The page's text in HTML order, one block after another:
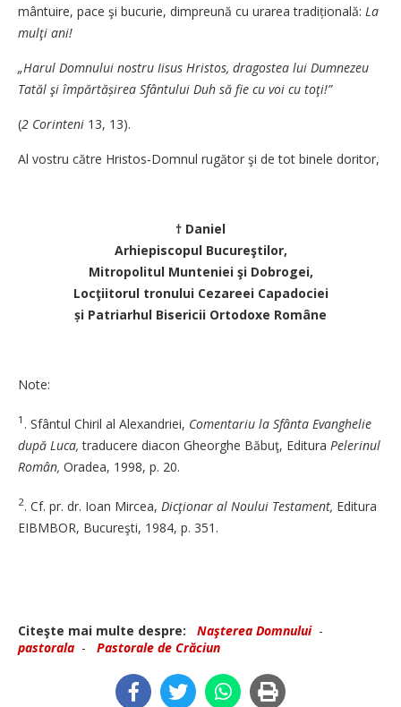
mântuire, pace şi bucurie, dimpreună cu urarea tradițională: La
mulţi ani!
„Harul Domnului nostru ­Iisus Hristos, dragostea lui Dumnezeu
Tatăl şi împărtășirea Sfântului Duh să fie cu voi cu toţi!”
(2 Corinteni 13, 13).
Al vostru către Hristos‑Domnul rugător şi de tot binele ­doritor,
† Daniel
Arhiepiscopul Bucureştilor,
Mitropolitul Munteniei şi Dobrogei,
Locţiitorul tronului Cezareei Capadociei
și Patriarhul Bisericii Ortodoxe Române
Note:
1 . Sfântul Chiril al Alexandriei, Comentariu la Sfânta Evanghelie
după Luca, traducere diacon ­Gheorghe Băbuţ, Editura Pelerinul
Român, Oradea, 1998, p. 20.
2. Cf. pr. dr. Ioan Mircea, Dicţionar al Noului Testament, Editura
­EIBMBOR, Bucureşti, 1984, p. 351.
Citeşte mai multe despre: Naşterea Domnului-
pastorala - Pastorale de Crăciun